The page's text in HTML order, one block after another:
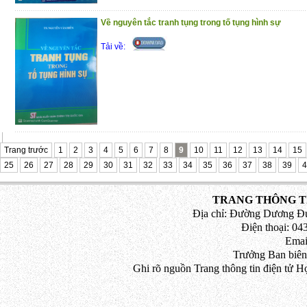
Về nguyên tắc tranh tụng trong tố tụng hình sự
Tải về:
Trang trước 1 2 3 4 5 6 7 8 9 10 11 12 13 14
15
25
26 27 28 29 30 31 32 33 34 35 36 37 38 39
TRANG THÔNG
Địa chỉ: Đường Dương
Điện thoại:
Trưởng Ban
Ghi rõ nguồn Trang thông tin điện tử